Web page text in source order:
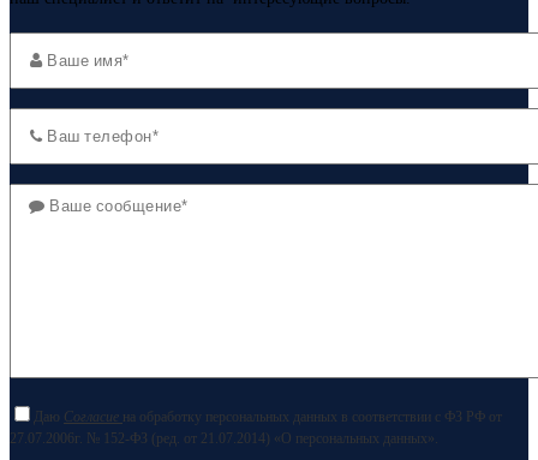
Даю Согласие на обработку персональных данных в соответствии с ФЗ РФ от
27.07.2006г. № 152-ФЗ (ред. от 21.07.2014) «О персональных данных».